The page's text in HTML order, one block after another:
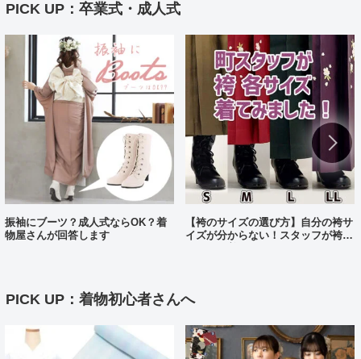
PICK UP：卒業式・成人式
振袖にブーツ？成人式ならOK？着
物屋さんが回答します
【袴のサイズの選び方】自分の袴サ
イズが分からない！スタッフが袴、
PICK UP：着物初心者さんへ